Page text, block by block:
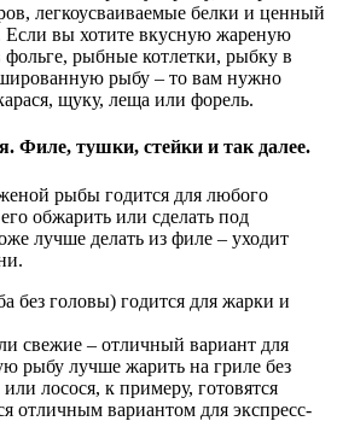
легкоусваиваемые белки и ценный
Если вы хотите вкусную жареную
рыбные котлетки, рыбку в
рыбу – то вам нужно
щуку, леща или форель.
Филе, тушки, стейки и так далее.
рыбы годится для любого
обжарить или сделать под
лучше делать из филе – уходит
без головы) годится для жарки и
свежие – отличный вариант для
рыбу лучше жарить на гриле без
лосося, к примеру, готовятся
отличным вариантом для экспресс-